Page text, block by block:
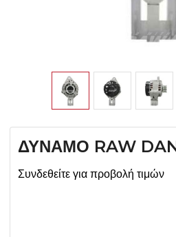
ΔΥΝΑΜΟ RAW
Συνδεθείτε για προβολή τιμών